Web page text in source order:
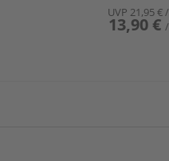
UVP 21,95 €
13,90 €